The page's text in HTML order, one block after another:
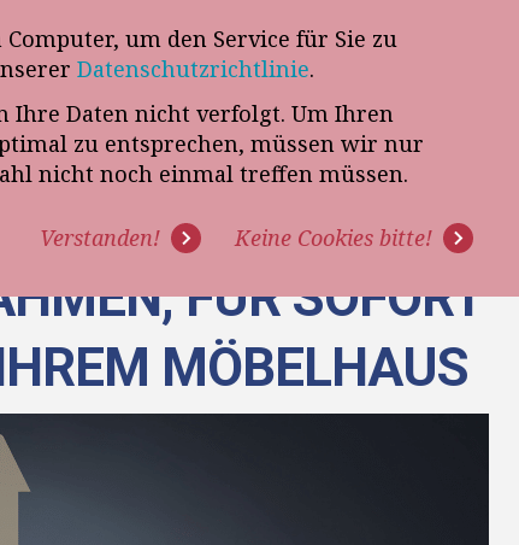
um den Service für Sie zu
Datenschutzrichtlinie.
Ihre Daten nicht verfolgt. Um Ihren
zu entsprechen, müssen wir nur
nicht noch einmal treffen müssen.
Verstanden! Keine Cookies bitte!
Telefon-Termin mit Thomas Witt
REFERENZEN BLOG PODCAST
FÜR SOFORT M
MÖBELHAUS